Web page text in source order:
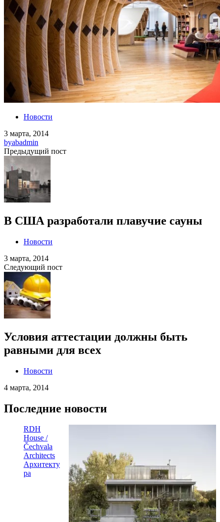
Новости
3 марта, 2014
byabadmin
Предыдущий пост
В США разработали плавучие сауны
Новости
3 марта, 2014
Следующий пост
Условия аттестации должны быть
равными для всех
Новости
4 марта, 2014
Последние новости
RDH
House /
Čechvala
Architects
Архитекту
ра